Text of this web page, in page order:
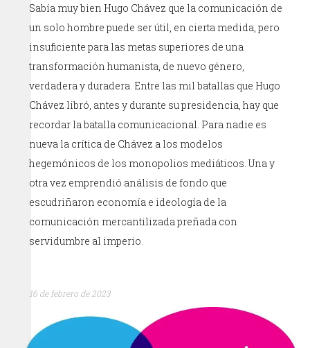
Sabía muy bien Hugo Chávez que la comunicación de
un solo hombre puede ser útil, en cierta medida, pero
insuficiente para las metas superiores de una
transformación humanista, de nuevo género,
verdadera y duradera. Entre las mil batallas que Hugo
Chávez libró, antes y durante su presidencia, hay que
recordar la batalla comunicacional. Para nadie es
nueva la crítica de Chávez a los modelos
hegemónicos de los monopolios mediáticos. Una y
otra vez emprendió análisis de fondo que
escudriñaron economía e ideología de la
comunicación mercantilizada preñada con
servidumbre al imperio.
16 de febrero de 2023